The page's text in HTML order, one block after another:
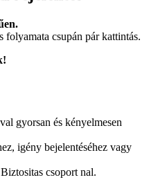
folyamata csupán pár kattintás.
gyorsan és kényelmesen
igény bejelentéséhez vagy
csoport nal.